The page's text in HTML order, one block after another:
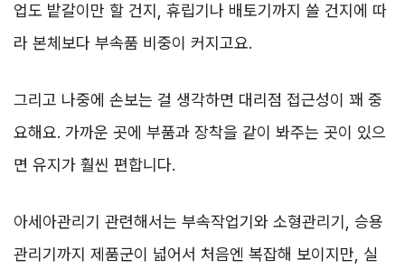
업도 밭갈이만 할 건지, 휴립기나 배토기까지 쓸 건지에 따
라 본체보다 부속품 비중이 커지고요.
그리고 나중에 손보는 걸 생각하면 대리점 접근성이 꽤 중
요해요. 가까운 곳에 부품과 장착을 같이 봐주는 곳이 있으
면 유지가 훨씬 편합니다.
아세아관리기 관련해서는 부속작업기와 소형관리기, 승용
관리기까지 제품군이 넓어서 처음엔 복잡해 보이지만, 실